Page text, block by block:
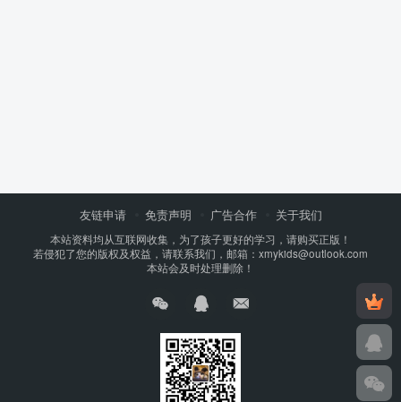
友链申请 免责声明 广告合作 关于我们
本站资料均从互联网收集，为了孩子更好的学习，请购买正版！
若侵犯了您的版权及权益，请联系我们，邮箱：xmykids@outlook.com
本站会及时处理删除！